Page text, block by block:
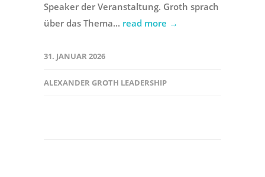
Speaker der Veranstaltung. Groth sprach
über das Thema... read more →
31. JANUAR 2026
ALEXANDER GROTH LEADERSHIP